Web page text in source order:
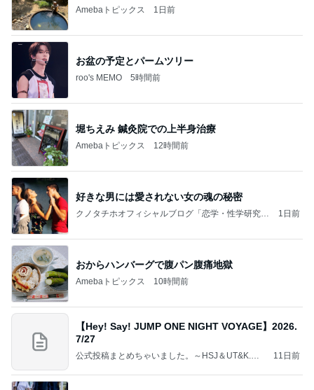
Amebaトピックス 1日前
お盆の予定とパームツリー
roo's MEMO 5時間前
堀ちえみ 鍼灸院での上半身治療
Amebaトピックス 12時間前
好きな男には愛されない女の魂の秘密
クノタチホオフィシャルブログ「恋学・性学研究
1日前
おからハンバーグで腹パン腹痛地獄
Amebaトピックス 10時間前
【Hey! Say! JUMP ONE NIGHT VOYAGE】2026.
7/27
公式投稿まとめちゃいました。～HSJ＆UT&K.O.
11日前